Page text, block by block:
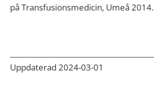
på Transfusionsmedicin, Umeå 2014.
Uppdaterad 2024-03-01